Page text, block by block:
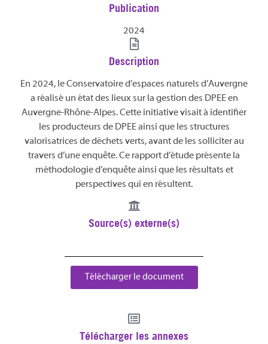
Publication
2024
Description
En 2024, le Conservatoire d’espaces naturels d’Auvergne
a réalisé un état des lieux sur la gestion des DPEE en
Auvergne-Rhône-Alpes. Cette initiative visait à identifier
les producteurs de DPEE ainsi que les structures
valorisatrices de déchets verts, avant de les solliciter au
travers d’une enquête. Ce rapport d’étude présente la
méthodologie d’enquête ainsi que les résultats et
perspectives qui en résultent.
Source(s) externe(s)
Télécharger le document
Télécharger les annexes